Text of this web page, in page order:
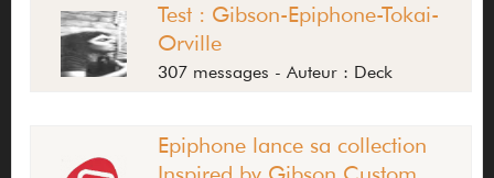
Test : Gibson-Epiphone-Tokai-
Orville
307 messages - Auteur : Deck
Epiphone lance sa collection